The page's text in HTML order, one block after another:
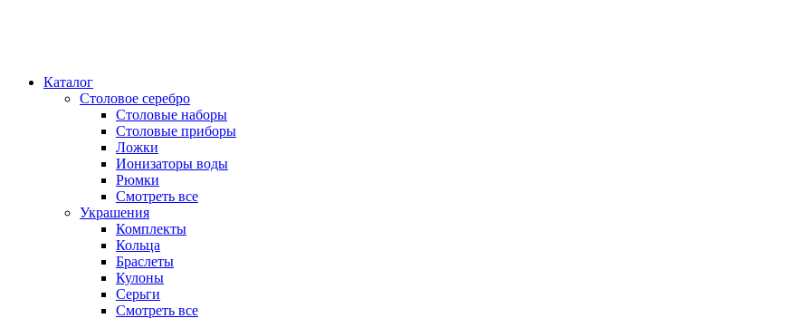
Каталог
Столовое серебро
Столовые наборы
Столовые приборы
Ложки
Ионизаторы воды
Рюмки
Смотреть все
Украшения
Комплекты
Кольца
Браслеты
Кулоны
Серьги
Смотреть все